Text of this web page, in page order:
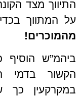
התיווך מצד
על המתווך
מהמוכרים!
ביהמ”ש הוסיף
הקשור בדמי
במקרקעין